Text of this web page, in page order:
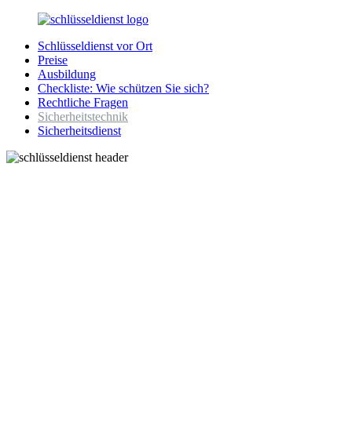
Zurück
Inhalt
SchluesseldienstDirekt.de
Ihre
Notlage
wird
gelöst!
Schlüsseldienst vor Ort
Preise
Ausbildung
Checkliste: Wie schützen Sie sich?
Rechtliche Fragen
Sicherheitstechnik
Sicherheitsdienst